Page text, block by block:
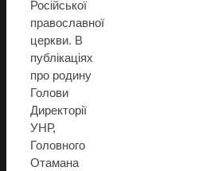
Російської
православної
церкви. В
публікаціях
про родину
Голови
Директорії
УНР,
Головного
Отамана